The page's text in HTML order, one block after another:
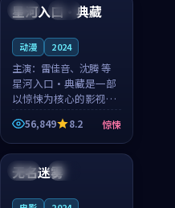
中国 热播
星河入口·典藏
动漫 2024
主演： 雷佳音、沈腾 等
星河入口·典藏是一部
以惊悚为核心的影视作
品，围绕危机、反转与
人物成长展开，整体节
奏紧凑，值得推荐观
56,849 8.2 惊悚
韩国 高分
无名迷雾